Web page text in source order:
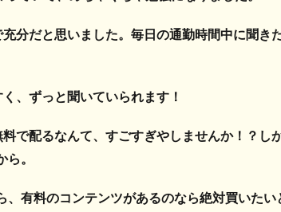
分だと思いました。毎日の通勤時間中に聞き
、ずっと聞いていられます！
で配るなんて、すごすぎやしませんか！？し
。
、有料のコンテンツがあるのなら絶対買いたい